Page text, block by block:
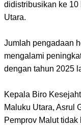
didistribusikan ke
Utara.
​Jumlah pengadaan
mengalami
dengan tahun 2025
​Kepala Biro
Maluku Utara, Asrul
Pemprov Malut